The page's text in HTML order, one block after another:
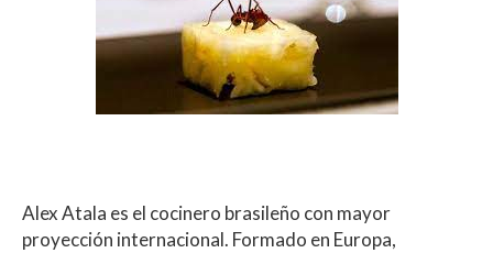
Alex Atala es el cocinero brasileño con mayor
proyección internacional. Formado en Europa,